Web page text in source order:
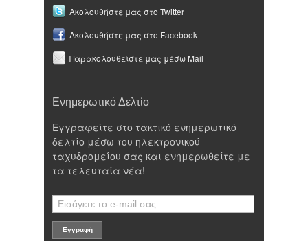
Ακολουθήστε μας στο Twitter
Ακολουθήστε μας στο Facebook
Παρακολουθείστε μας μέσω Mail
Ενημερωτικό Δελτίο
Εγγραφείτε στο τακτικό ενημερωτικό
δελτίο μέσω του ηλεκτρονικού
ταχυδρομείου σας και ενημερωθείτε με
τα τελευταία νέα!